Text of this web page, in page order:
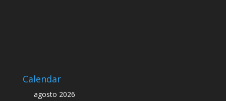
Calendar
agosto 2026